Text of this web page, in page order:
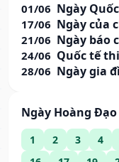
01/06 Ngày
17/06 Ngày của
21/06 Ngày báo
24/06 Quốc tế
28/06 Ngày gia
Ngày Hoàng
1 2 3 4